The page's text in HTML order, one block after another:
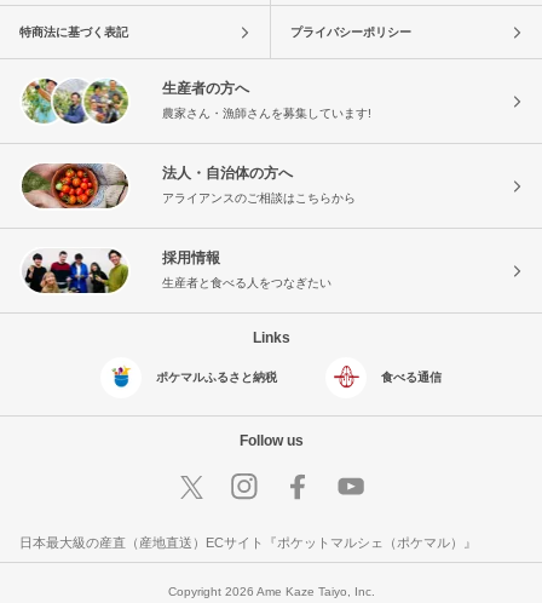
特商法に基づく表記 プライバシーポリシー
生産者の方へ
農家さん・漁師さんを募集しています!
法人・自治体の方へ
アライアンスのご相談はこちらから
採用情報
生産者と食べる人をつなぎたい
Links
ポケマルふるさと納税 食べる通信
Follow us
日本最大級の産直（産地直送）ECサイト『ポケットマルシェ（ポケマル）』
Copyright 2026 Ame Kaze Taiyo, Inc.